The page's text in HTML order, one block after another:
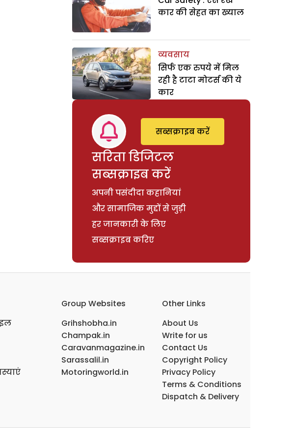
कार की सेहत का ख्याल
व्यवसाय
सिर्फ एक रुपये में मिल
रही है टाटा मोटर्स की ये
कार
सरिता डिजिटल
सब्सक्राइब करें
अपनी पसंदीदा कहानियां
और सामाजिक मुद्दों से जुड़ी
हर जानकारी के लिए
सब्सक्राइब करिए
सब्सक्राइब करें
Group Websites
Grihshobha.in
Champak.in
Caravanmagazine.in
Sarassalil.in
Motoringworld.in
Other Links
About Us
Write for us
Contact Us
Copyright Policy
Privacy Policy
Terms & Conditions
Dispatch & Delivery